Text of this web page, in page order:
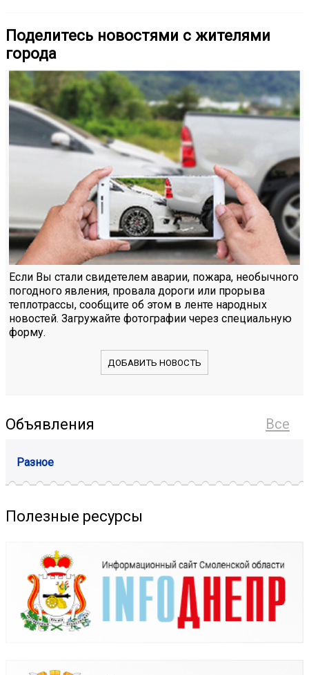
Поделитесь новостями с жителями
города
Если Вы стали свидетелем аварии, пожара, необычного
погодного явления, провала дороги или прорыва
теплотрассы, сообщите об этом в ленте народных
новостей. Загружайте фотографии через специальную
форму.
ДОБАВИТЬ НОВОСТЬ
Все
Объявления
Разное
Полезные ресурсы